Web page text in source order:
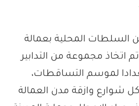
السلطات المحلية بعمالة
اتخاذ مجموعة من التدابير
لموسم التساقطات،
شوارع وازقة مدن العمالة